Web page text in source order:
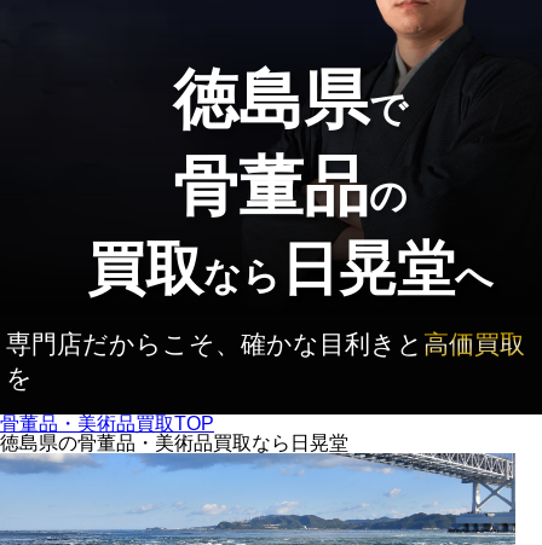
徳島県で
骨董品の
買取なら 日晃堂へ
専門店だからこそ、確かな目利きと 高価買取
を
骨董品・美術品買取TOP
徳島県の骨董品・美術品買取なら日晃堂